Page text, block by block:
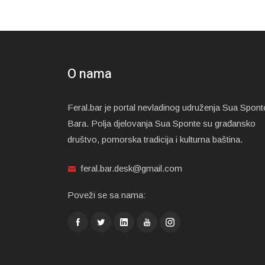
O nama
Feral.bar je portal nevladinog udruženja Sua
Bara. Polja djelovanja Sua Sponte su građansko
društvo, pomorska tradicija i kulturna baština.
feral.bar.desk@gmail.com
Poveži se sa nama: